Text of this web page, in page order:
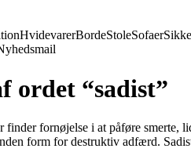
HvidevarerBordeStoleSofaer
ordet “sadist”
finder fornøjelse i at påføre
form for destruktiv adfærd.